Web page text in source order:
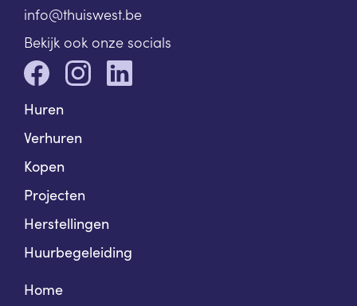
info@thuiswest.be
Bekijk ook onze socials
Huren
Verhuren
Kopen
Projecten
Herstellingen
Huurbegeleiding
Home